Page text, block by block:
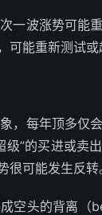
一波涨势可能
能重新测试或
，每年顶多仅
”的买进或卖
可能发生反转
空头的背离